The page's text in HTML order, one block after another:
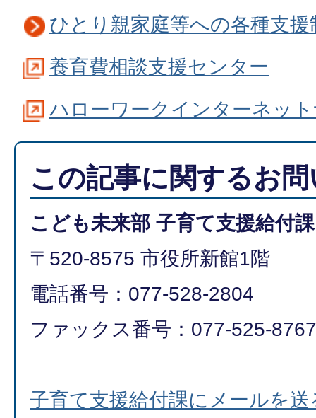
ひとり親家庭等への各種支
養育費相談支援センター
ハローワークインターネッ
この記事に関するお
こども未来部 子育て支援給付課
〒520-8575 市役所新館1階
電話番号：077-528-2804
ファックス番号：077-525-8767
子育て支援給付課にメールを送